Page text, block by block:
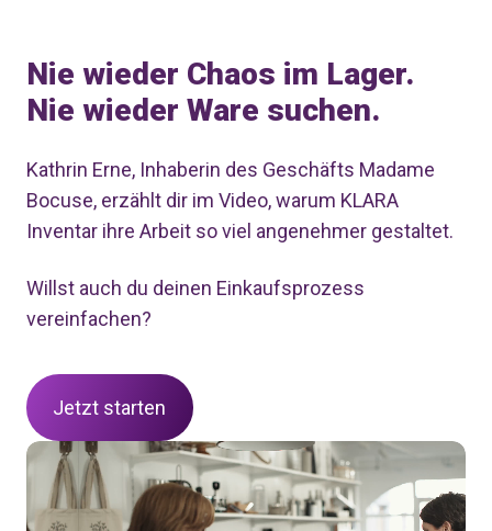
Nie wieder Chaos im Lager.
Nie wieder Ware suchen.
Kathrin Erne, Inhaberin des Geschäfts Madame
Bocuse, erzählt dir im Video, warum KLARA
Inventar ihre Arbeit so viel angenehmer gestaltet.
Willst auch du deinen Einkaufsprozess
vereinfachen?
Jetzt starten